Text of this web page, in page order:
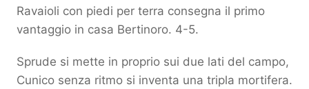
Ravaioli con piedi per terra consegna il primo
vantaggio in casa Bertinoro. 4-5.
Sprude si mette in proprio sui due lati del campo,
Cunico senza ritmo si inventa una tripla mortifera.